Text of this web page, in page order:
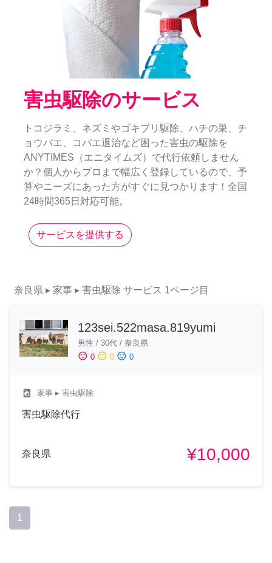
害虫駆除のサービス
トコジラミ、ネズミやゴキブリ駆除、ハチの巣、チ
ョウバエ、コバエ退治など困った害虫の駆除を
ANYTIMES（エニタイムズ）で代行依頼しません
か？個人からプロまで幅広く登録しているので、予
算やニーズにあった方がすぐに見つかります！全国
24時間365日対応可能。
サービスを提供する
奈良県 ▸ 家事 ▸ 害虫駆除 サービス 1ページ目
123sei.522masa.819yumi
男性 / 30代 / 奈良県
sentiment_satisfied 0 sentiment_neutral 0 sentiment_dissatisfied 0
local_laundry_service 家事 ▸ 害虫駆除
害虫駆除代行
奈良県 ¥10,000
1